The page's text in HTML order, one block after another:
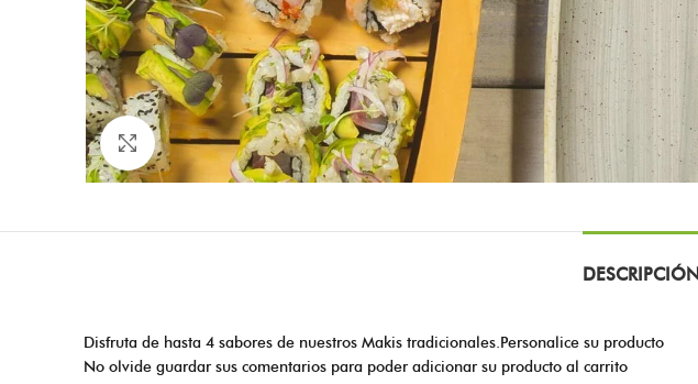
Click to enlarge
DESCRIPCIÓN
Disfruta de hasta 4 sabores de nuestros Makis tradicionales.Personalice su producto
No olvide guardar sus comentarios para poder adicionar su producto al carrito